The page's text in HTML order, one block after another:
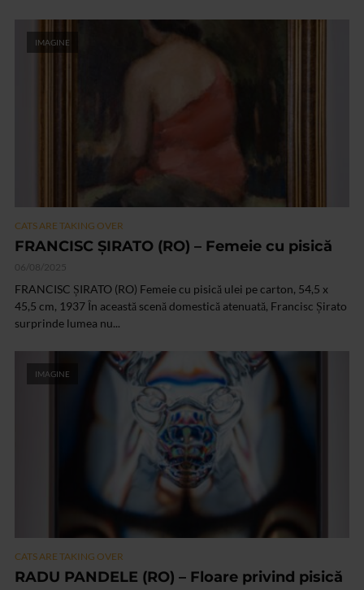
IMAGINE
CATS ARE TAKING OVER
FRANCISC ȘIRATO (RO) – Femeie cu pisică
06/08/2025
FRANCISC ȘIRATO (RO) Femeie cu pisică ulei pe carton, 54,5 x
45,5 cm, 1937 În această scenă domestică atenuată, Francisc Șirato
surprinde lumea nu...
IMAGINE
CATS ARE TAKING OVER
RADU PANDELE (RO) – Floare privind pisică